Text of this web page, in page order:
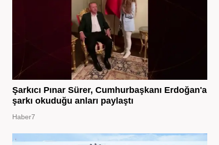
Şarkıcı Pınar Sürer, Cumhurbaşkanı Erdoğan'a
şarkı okuduğu anları paylaştı
Haber7